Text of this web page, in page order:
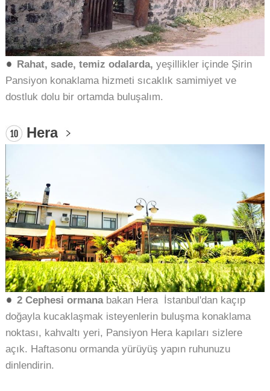
Rahat, sade, temiz odalarda,yeşillikler içinde Şirin
Pansiyon konaklama hizmeti sıcaklık samimiyet ve
dostluk dolu bir ortamda buluşalım.
Hera
2 Cephesi ormana bakan Hera İstanbul'dan kaçıp
doğayla kucaklaşmak isteyenlerin buluşma konaklama
noktası, kahvaltı yeri, Pansiyon Hera kapıları sizlere
açık. Haftasonu ormanda yürüyüş yapın ruhunuzu
dinlendirin.